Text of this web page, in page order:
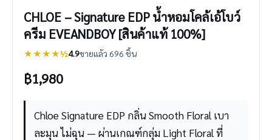
CHLOE – Signature EDP น้ำหอมโคล้เอ้โบว์
ครีม EVEANDBOY [สินค้าแท้ 100%]
★★★★½4.9ขายแล้ว 696 ชิ้น
฿1,980
Chloe Signature EDP กลิ่น Smooth Floral เบา
ละมุน ไม่ฉุน — ผ่านเกณฑ์กลุ่ม Light Floral ที่